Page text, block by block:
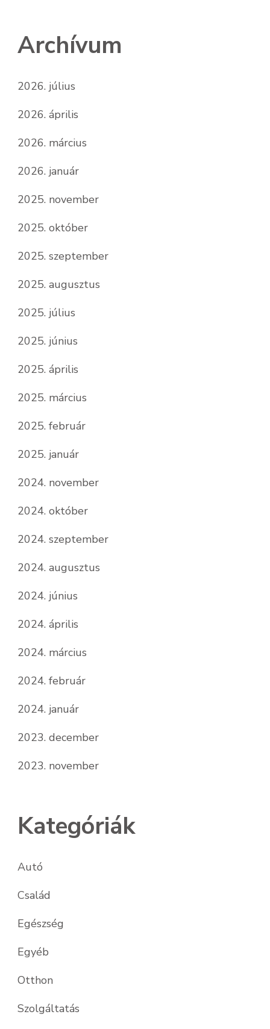
Archívum
2026. július
2026. április
2026. március
2026. január
2025. november
2025. október
2025. szeptember
2025. augusztus
2025. július
2025. június
2025. április
2025. március
2025. február
2025. január
2024. november
2024. október
2024. szeptember
2024. augusztus
2024. június
2024. április
2024. március
2024. február
2024. január
2023. december
2023. november
Kategóriák
Autó
Család
Egészség
Egyéb
Otthon
Szolgáltatás